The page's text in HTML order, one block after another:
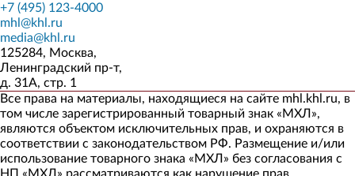
+7 (495) 123-4000
mhl@khl.ru
media@khl.ru
125284, Москва,
Ленинградский пр-т,
д. 31А, стр. 1
Все права на материалы, находящиеся на сайте mhl.khl.ru, в
том числе зарегистрированный товарный знак «МХЛ»,
являются объектом исключительных прав, и охраняются в
соответствии с законодательством РФ. Размещение и/или
использование товарного знака «МХЛ» без согласования с
НП «МХЛ» рассматриваются как нарушение прав